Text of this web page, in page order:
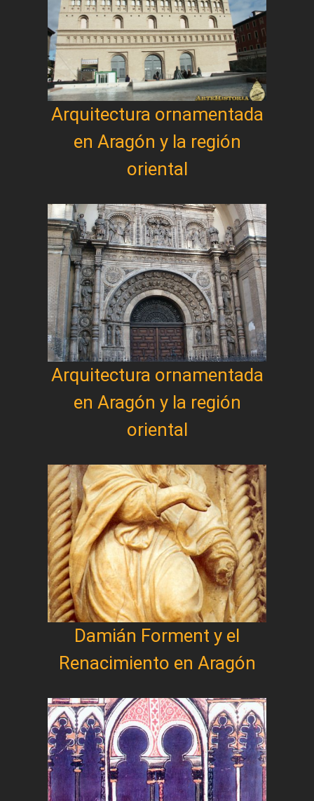
Arquitectura ornamentada
en Aragón y la región
oriental
Arquitectura ornamentada
en Aragón y la región
oriental
Damián Forment y el
Renacimiento en Aragón